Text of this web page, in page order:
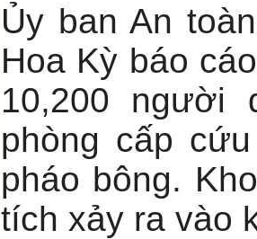
Ủy ban An
Hoa Kỳ báo
10,200 người
phòng cấp
pháo bông.
tích xảy ra vào